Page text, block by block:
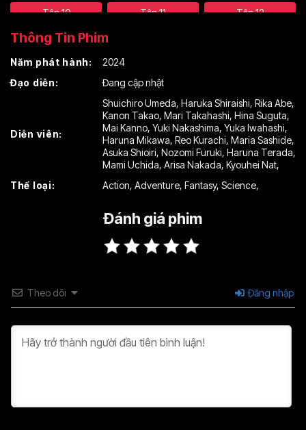
Tập 10 Tập 11 Tập 12
Thông Tin Phim
Năm phát hành:
2024
Đạo diễn:
Đang cập nhật
Diễn viên:
Shuichiro Umeda, Haruka Shiraishi, Rika Abe,
Kanon Takao, Mari Takahashi, Hina Suguta,
Mai Kanno, Yuki Nakashima, Yuka Iwahashi,
Haruna Mikawa, Reo Kurachi, Maria Sashide,
Asuka Shioiri, Nozomi Furuki, Haruna Terada,
Mami Uchida, Arisa Nakada, Kyouhei Nat,
Thể loại:
Action, Adventure, Fantasy, Science,
Đánh giá phim
Theo dõi Đăng nhập